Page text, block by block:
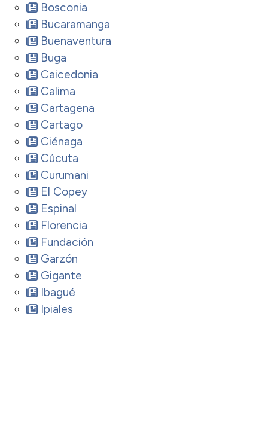
Bosconia
Bucaramanga
Buenaventura
Buga
Caicedonia
Calima
Cartagena
Cartago
Ciénaga
Cúcuta
Curumani
El Copey
Espinal
Florencia
Fundación
Garzón
Gigante
Ibagué
Ipiales